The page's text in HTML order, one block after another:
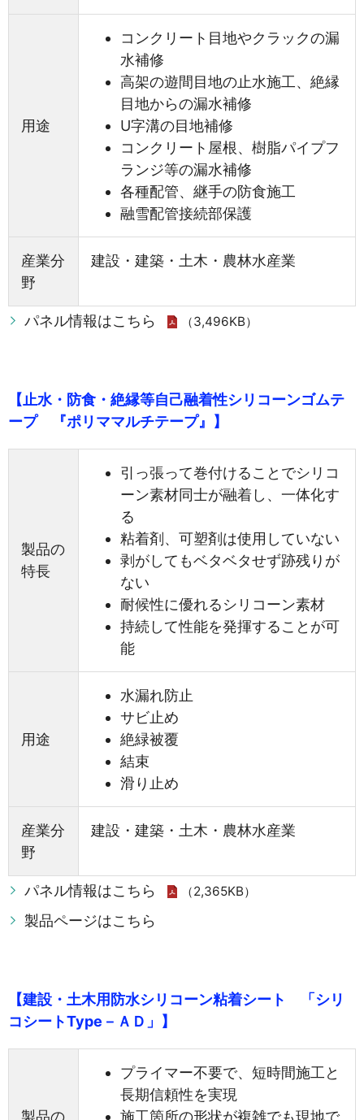
用途
コンクリート目地やクラックの漏
水補修
高架の遊間目地の止水施工、絶縁
目地からの漏水補修
U字溝の目地補修
コンクリート屋根、樹脂パイプフ
ランジ等の漏水補修
各種配管、継手の防食施工
融雪配管接続部保護
産業分
野
建設・建築・土木・農林水産業
パネル情報はこちら （3,496KB）
【止水・防食・絶縁等自己融着性シリコーンゴムテ
ープ 『ポリママルチテープ』】
製品の
特長
引っ張って巻付けることでシリコ
ーン素材同士が融着し、一体化す
る
粘着剤、可塑剤は使用していない
剥がしてもベタベタせず跡残りが
ない
耐候性に優れるシリコーン素材
持続して性能を発揮することが可
能
用途
水漏れ防止
サビ止め
絶緑被覆
結束
滑り止め
産業分
野
建設・建築・土木・農林水産業
パネル情報はこちら （2,365KB）
製品ページはこちら
【建設・土木用防水シリコーン粘着シート 「シリ
コシートType－ＡＤ」】
製品の
プライマー不要で、短時間施工と
長期信頼性を実現
施工箇所の形状が複雑でも現地で